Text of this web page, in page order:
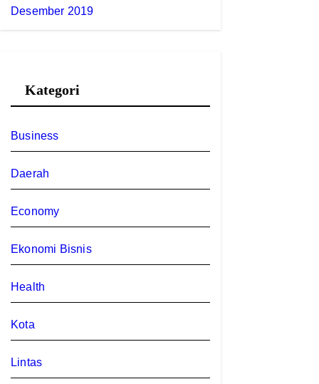
Desember 2019
Kategori
Business
Daerah
Economy
Ekonomi Bisnis
Health
Kota
Lintas